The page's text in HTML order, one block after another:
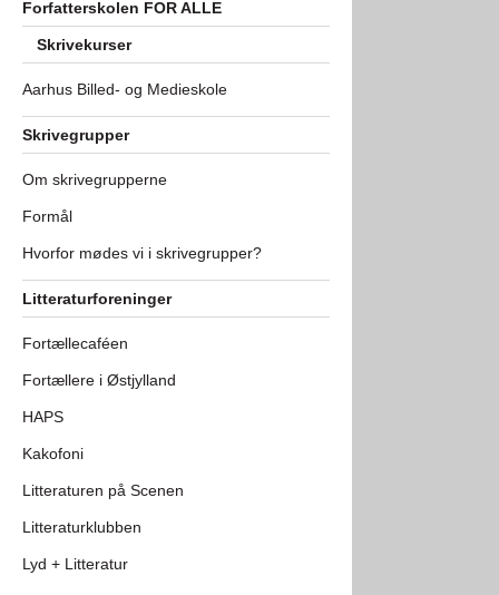
Forfatterskolen FOR ALLE
Skrivekurser
Aarhus Billed- og Medieskole
Skrivegrupper
Om skrivegrupperne
Formål
Hvorfor mødes vi i skrivegrupper?
Litteraturforeninger
Fortællecaféen
Fortællere i Østjylland
HAPS
Kakofoni
Litteraturen på Scenen
Litteraturklubben
Lyd + Litteratur